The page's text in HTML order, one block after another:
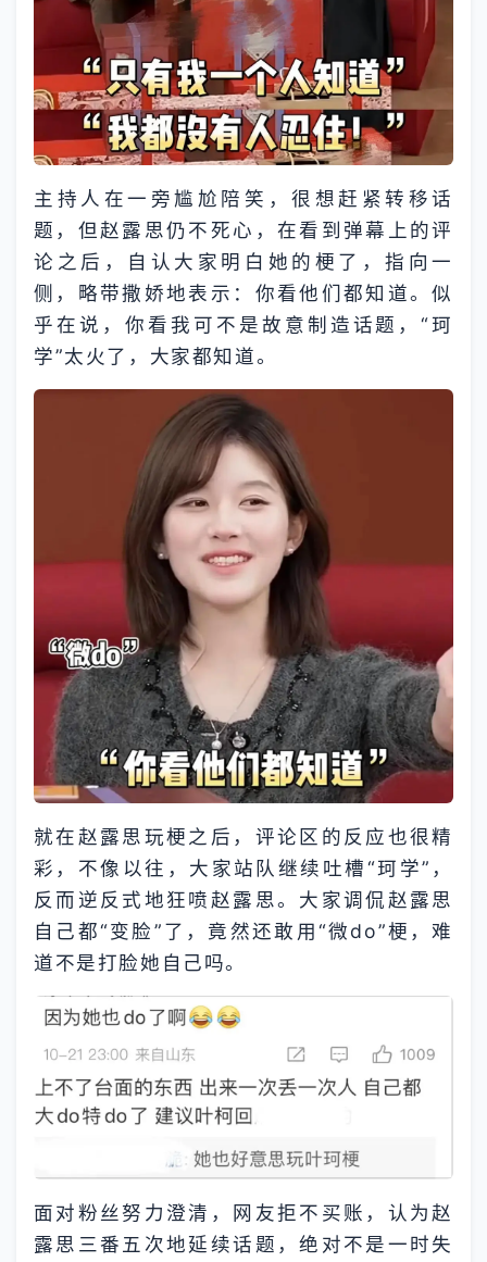
主持人在一旁尴尬陪笑，很想赶紧转移话
题，但赵露思仍不死心，在看到弹幕上的评
论之后，自认大家明白她的梗了，指向一
侧，略带撒娇地表示：你看他们都知道。似
乎在说，你看我可不是故意制造话题，“珂
学”太火了，大家都知道。
就在赵露思玩梗之后，评论区的反应也很精
彩，不像以往，大家站队继续吐槽“珂学”，
反而逆反式地狂喷赵露思。大家调侃赵露思
自己都“变脸”了，竟然还敢用“微do”梗，难
道不是打脸她自己吗。
面对粉丝努力澄清，网友拒不买账，认为赵
露思三番五次地延续话题，绝对不是一时失